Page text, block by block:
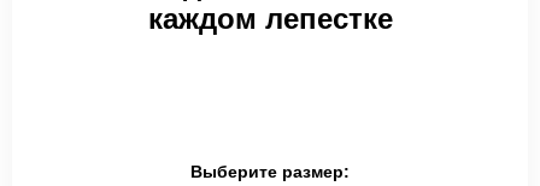
каждом лепестке
Выберите размер: